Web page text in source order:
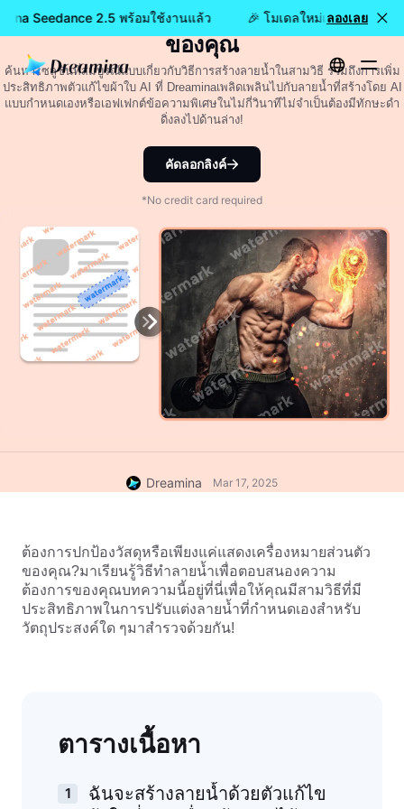
Seedance 2.5 พร้อมใช้งานแล้ว 🎉 โมเดลใหม่เปิดให้ใช้งาน
ลองเลย
วิธีทำลายน้ำ: 3 เทคนิคในการปกป้องวัสดุ
ของคุณ
ค้นหาโซลูชันที่สมบูรณ์แบบเกี่ยวกับวิธีการสร้างลายน้ำในสามวิธี รวมถึงการเพิ่ม
ประสิทธิภาพตัวแก้ไขผ้าใบ AI ที่ Dreaminaเพลิดเพลินไปกับลายน้ำที่สร้างโดย AI
แบบกำหนดเองหรือเอฟเฟกต์ข้อความพิเศษในไม่กี่วินาทีไม่จำเป็นต้องมีทักษะดำ
ดิ่งลงไปด้านล่าง!
คัดลอกลิงค์
*No credit card required
Dreamina Mar 17, 2025
ต้องการปกป้องวัสดุหรือเพียงแค่แสดงเครื่องหมายส่วนตัว
ของคุณ?มาเรียนรู้วิธีทำลายน้ำเพื่อตอบสนองความ
ต้องการของคุณบทความนี้อยู่ที่นี่เพื่อให้คุณมีสามวิธีที่มี
ประสิทธิภาพในการปรับแต่งลายน้ำที่กำหนดเองสำหรับ
วัตถุประสงค์ใด ๆมาสำรวจด้วยกัน!
ตารางเนื้อหา
ฉันจะสร้างลายน้ำด้วยตัวแก้ไข